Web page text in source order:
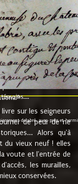
jour du mois de
Moyriat chevalier baron
monsieur
present et
hommes, indivisables et
Baron et ses
prix de 880 livre louis
9.
delabré, avec près et
sur les seigneurs
de peur de ne
Alors qu'à
du vieux neuf ! elles
voute et l'entrée de
les murailles,
conservées.